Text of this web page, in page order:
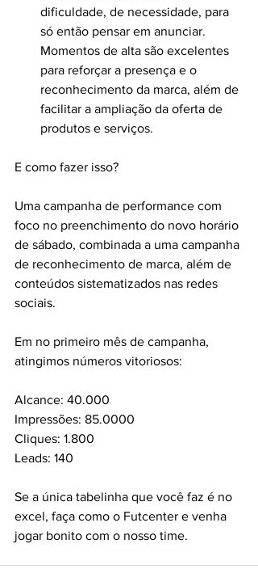
dificuldade, de necessidade, para
só então pensar em anunciar.
Momentos de alta são excelentes
para reforçar a presença e o
reconhecimento da marca, além de
facilitar a ampliação da oferta de
produtos e serviços.
E como fazer isso?
Uma campanha de performance com
foco no preenchimento do novo horário
de sábado, combinada a uma campanha
de reconhecimento de marca, além de
conteúdos sistematizados nas redes
sociais.
Em no primeiro mês de campanha,
atingimos números vitoriosos:
Alcance: 40.000
Impressões: 85.0000
Cliques: 1.800
Leads: 140
Se a única tabelinha que você faz é no
excel, faça como o Futcenter e venha
jogar bonito com o nosso time.